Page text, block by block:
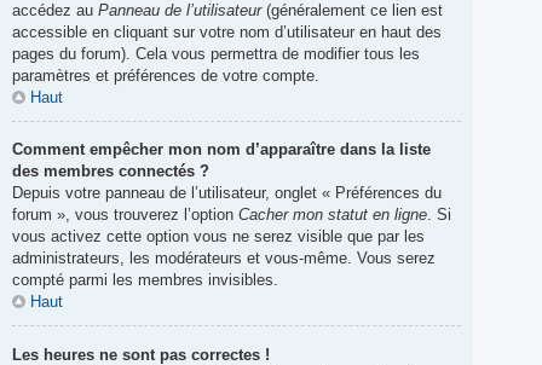
accédez au Panneau de l’utilisateur(généralement ce lien est
accessible en cliquant sur votre nom d’utilisateur en haut des
pages du forum). Cela vous permettra de modifier tous les
paramètres et préférences de votre compte.
Haut
Comment empêcher mon nom d’apparaître dans la liste
des membres connectés ?
Depuis votre panneau de l’utilisateur, onglet « Préférences du
forum », vous trouverez l’option Cacher mon statut en ligne. Si
vous activez cette option vous ne serez visible que par les
administrateurs, les modérateurs et vous-même. Vous serez
compté parmi les membres invisibles.
Haut
Les heures ne sont pas correctes !